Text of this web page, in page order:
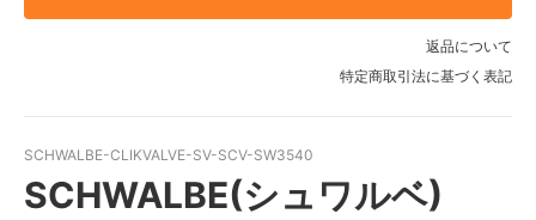
返品について
特定商取引法に基づく表記
SCHWALBE-CLIKVALVE-SV-SCV-SW3540
SCHWALBE(シュワルベ)